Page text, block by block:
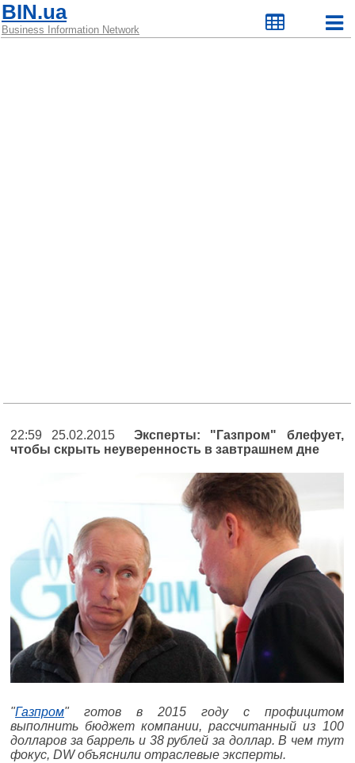
BIN.ua
Business Information Network
22:59 25.02.2015Эксперты: "Газпром" блефует,
чтобы скрыть неуверенность в завтрашнем дне
"Газпром" готов в 2015 году с профицитом
выполнить бюджет компании, рассчитанный из 100
долларов за баррель и 38 рублей за доллар. В чем тут
фокус, DW объяснили отраслевые эксперты.